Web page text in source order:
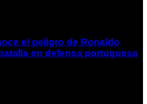
el peligro de Ronaldo
en defensa portuguesa